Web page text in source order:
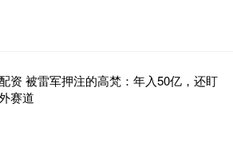
资 被雷军押注的高梵：年入50亿，还盯
赛道